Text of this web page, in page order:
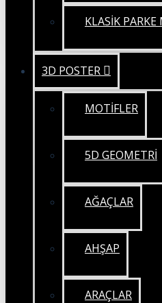
KLASİK
3D POSTER
MOTİFLER
5D GEOMETRİ
AĞAÇLAR
AHŞAP
ARAÇLAR